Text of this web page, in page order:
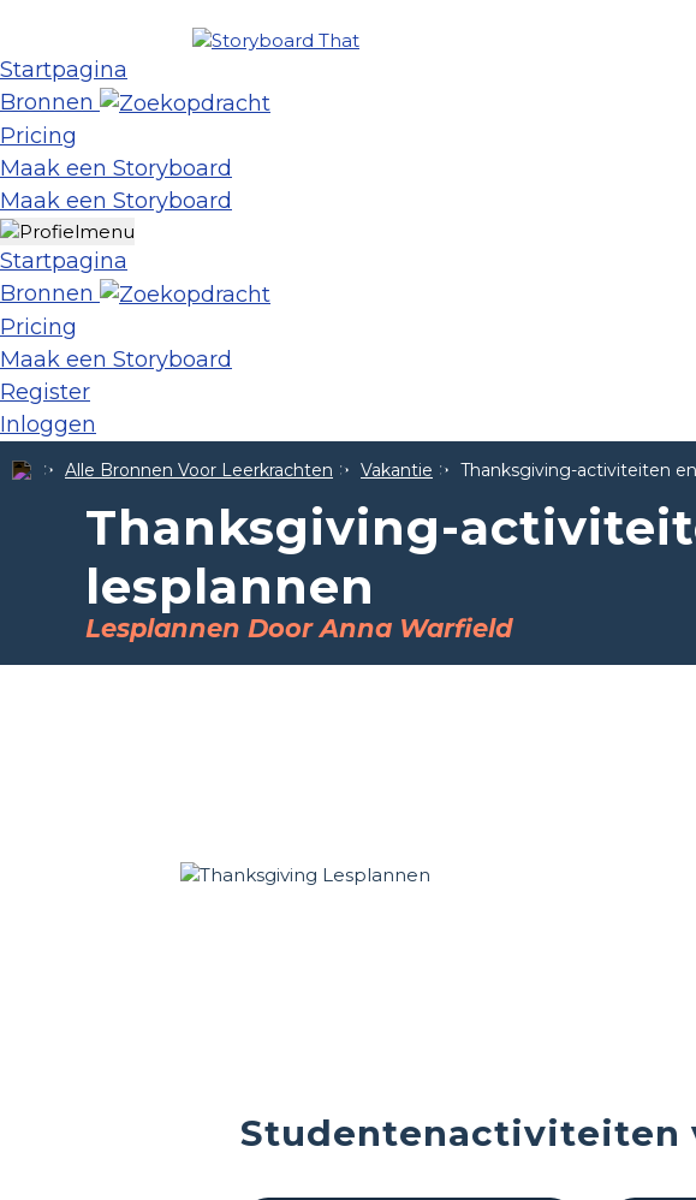
Startpagina
Bronnen
Pricing
Maak een Storyboard
Maak een Storyboard
Startpagina
Bronnen
Pricing
Maak een Storyboard
Register
Inloggen
Alle Bronnen Voor Leerkrachten Vakantie Thanksgiving-activiteiten
Thanksgiving-
lesplannen
Lesplannen Door Anna Warfield
Studentenactiviteiten